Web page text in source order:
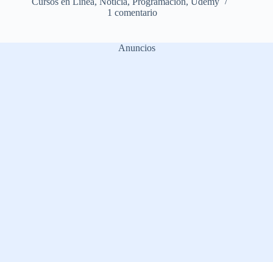
1 comentario
Anuncios